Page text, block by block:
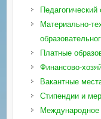
Педагогический
Материально-
Платные
Финансово-
Вакантные
Стипендии и
Международное